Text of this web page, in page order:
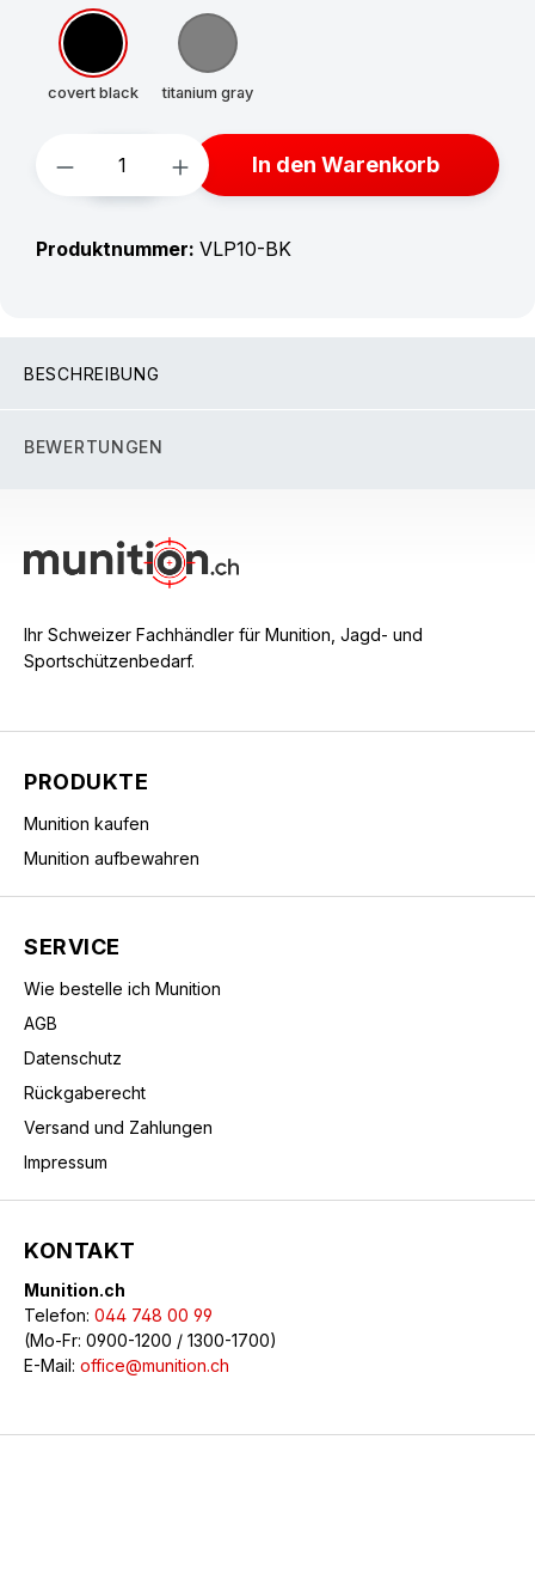
covert black titanium gray
Produkt Anzahl: Gib den
In den Warenkorb
Produktnummer: VLP10-BK
BESCHREIBUNG
BEWERTUNGEN
Ihr Schweizer Fachhändler für Munition, Jagd- und
Sportschützenbedarf.
PRODUKTE
Munition kaufen
Munition aufbewahren
SERVICE
Wie bestelle ich Munition
AGB
Datenschutz
Rückgaberecht
Versand und Zahlungen
Impressum
KONTAKT
Munition.ch
Telefon: 044 748 00 99
(Mo-Fr: 0900-1200 / 1300-1700)
E-Mail: office@munition.ch